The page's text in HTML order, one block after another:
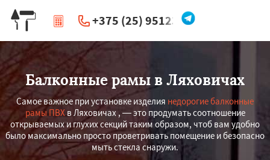
+375 (25) 951234
| Перезвоните мне
Балконные рамы в Ляховичах
Самое важное при установке изделия недорогие балконные
рамы ПВХв Ляховичах , — это продумать соотношение
открываемых и глухих секций таким образом, чтоб вам удобно
было максимально просто проветривать помещение и безопасно
мыть стекла снаружи.